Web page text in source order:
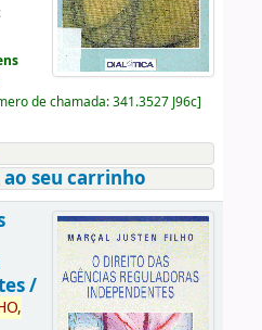
de chamada:341.3527 J96c]
seu carrinho
/